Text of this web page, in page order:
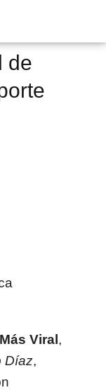
de
Viral ,
Díaz,